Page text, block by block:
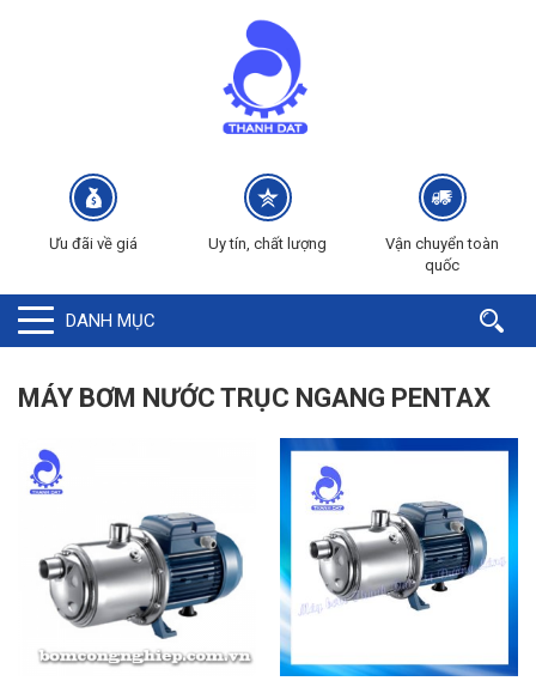
Ưu đãi về giá Uy tín, chất lượng
Vận chuyển toàn
quốc
DANH MỤC
MÁY BƠM NƯỚC TRỤC NGANG PENTAX